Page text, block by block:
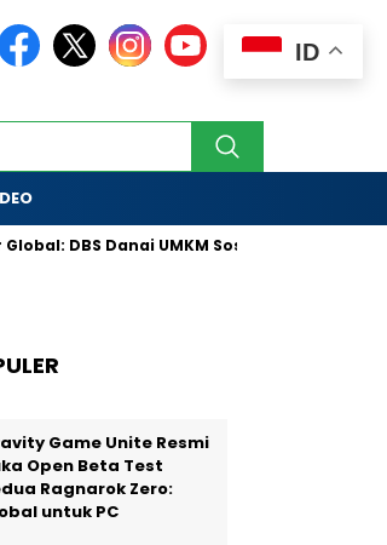
DBS Danai UMKM Sosial Lewat Skema
Game Unite Resmi
Open Beta Test
Ragnarok Zero:
untuk PC
ID